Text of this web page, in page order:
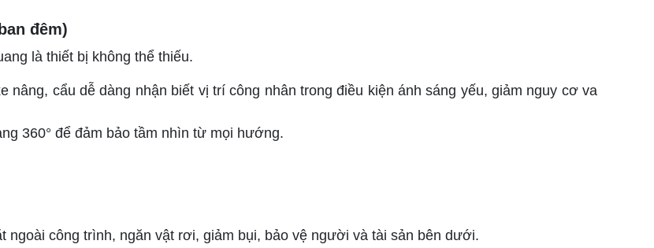
đêm)
là thiết bị không thể thiếu.
nâng, cẩu dễ dàng nhận biết vị trí công nhân trong điều kiện ánh sáng yếu, giảm nguy cơ va
360° để đảm bảo tầm nhìn từ mọi hướng.
ngoài công trình, ngăn vật rơi, giảm bụi, bảo vệ người và tài sản bên dưới.